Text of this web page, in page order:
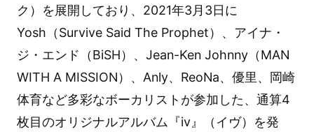
ク）を展開しており、2021年3月3日に
Yosh（Survive Said The Prophet）、アイナ・
ジ・エンド（BiSH）、Jean-Ken Johnny（MAN
WITH A MISSION）、Anly、ReoNa、優里、岡崎
体育など多彩なボーカリストが参加した、通算4
枚目のオリジナルアルバム『iv』（イヴ）を発